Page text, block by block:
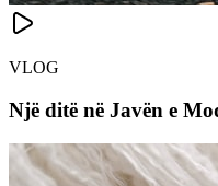
VLOG
Një ditë në Javën e